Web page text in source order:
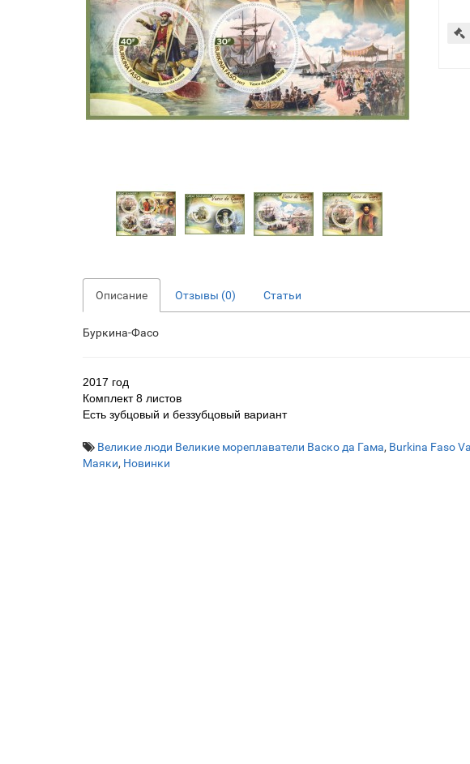
Описание Отзывы (0) Статьи
Буркина-Фасо
2017 год
Комплект 8 листов
Есть зубцовый и беззубцовый вариант
Великие люди Великие мореплаватели Васко да Гама, Burkina Faso
Маяки, Новинки